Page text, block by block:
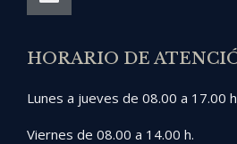
HORARIO DE
Lunes a jueves de 08.00 a 17.00
Viernes de 08.00 a 14.00 h.